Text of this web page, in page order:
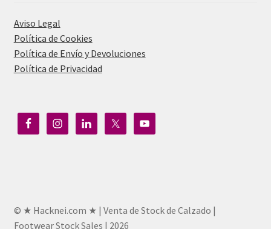
Aviso Legal
Política de Cookies
Política de Envío y Devoluciones
Política de Privacidad
© ★ Hacknei.com ★ | Venta de Stock de Calzado |
Footwear Stock Sales | 2026